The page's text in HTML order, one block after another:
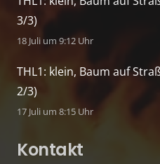
3/3)
18 Juli um 9:12 Uhr
THL1: klein, Baum auf
2/3)
17 Juli um 8:15 Uhr
Kontakt